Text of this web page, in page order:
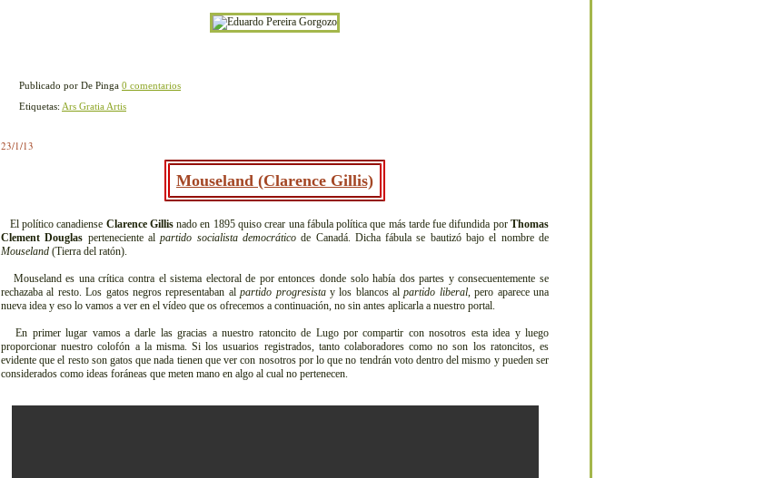
Publicado por De Pinga 0 comentarios
Etiquetas: Ars Gratia Artis
23/1/13
Mouseland (Clarence Gillis)
El político canadiense Clarence Gillisnado en 1895 quiso crear una fábula política que más tarde fue difundida porThomas
Clement Douglas perteneciente alpartido socialista democráticode Canadá. Dicha fábula se bautizó bajo el nombre de
Mouseland (Tierra del ratón).
Mouseland es una crítica contra el sistema electoral de por entonces donde solo había dos partes y consecuentemente se
rechazaba al resto. Los gatos negros representaban alpartido progresistay los blancos alpartido liberal, pero aparece una
nueva idea y eso lo vamos a ver en el vídeo que os ofrecemos a continuación, no sin antes aplicarla a nuestro portal.
En primer lugar vamos a darle las gracias a nuestro ratoncito de Lugo por compartir con nosotros esta idea y luego
proporcionar nuestro colofón a la misma. Si los usuarios registrados, tanto colaboradores como no son los ratoncitos, es
evidente que el resto son gatos que nada tienen que ver con nosotros por lo que no tendrán voto dentro del mismo y pueden ser
considerados como ideas foráneas que meten mano en algo al cual no pertenecen.